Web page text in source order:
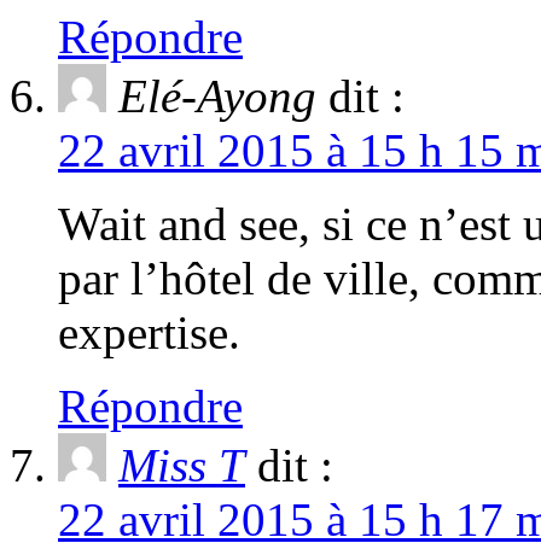
Répondre
Elé-Ayong dit :
22 avril 2015 à 15 h 15
Wait and see, si ce
par l’hôtel de ville,
expertise.
Répondre
Miss T dit :
22 avril 2015 à 15 h 17